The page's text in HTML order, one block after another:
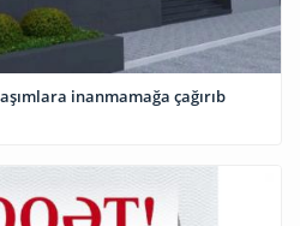
inanmamağa çağırıb